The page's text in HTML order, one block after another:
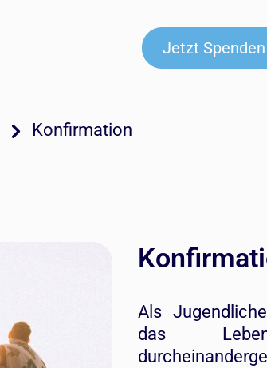
Jetzt Spenden
Konfirmation
Als
das